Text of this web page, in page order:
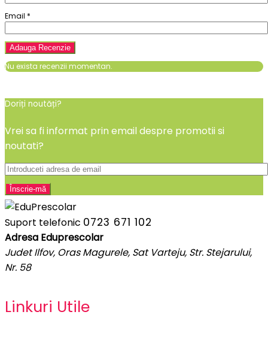
Email *
Nu exista recenzii momentan.
Doriți noutăți?
Vrei sa fi informat prin email despre promotii si
noutati?
Suport telefonic 0723 671 102
Adresa Eduprescolar
Judet Ilfov, Oras Magurele, Sat Varteju, Str. Stejarului,
Nr. 58
Linkuri Utile